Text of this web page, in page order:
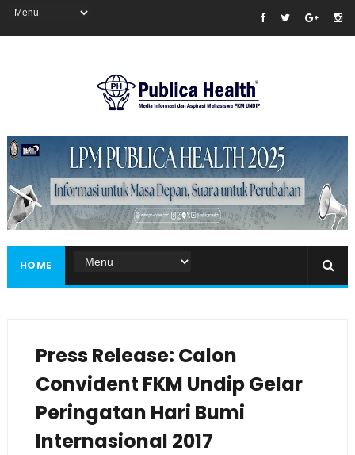
Masukkan iklan disini!
HOME
Press Release: Calon
Convident FKM Undip Gelar
Peringatan Hari Bumi
Internasional 2017